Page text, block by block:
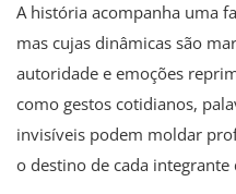
A história acompanha uma
mas cujas dinâmicas são
autoridade e emoções
como gestos cotidianos,
invisíveis podem moldar
o destino de cada integrante